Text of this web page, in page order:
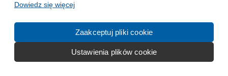
Dowiedz się więcej
Zaakceptuj pliki cookie
Ustawienia plików cookie